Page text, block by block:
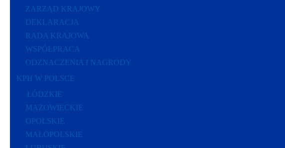
ZARZĄD KRAJOWY
DEKLARACJA
RADA KRAJOWA
WSPÓŁPRACA
ODZNACZENIA I NAGRODY
KPH W POLSCE
ŁÓDZKIE
MAZOWIECKIE
OPOLSKIE
MAŁOPOLSKIE